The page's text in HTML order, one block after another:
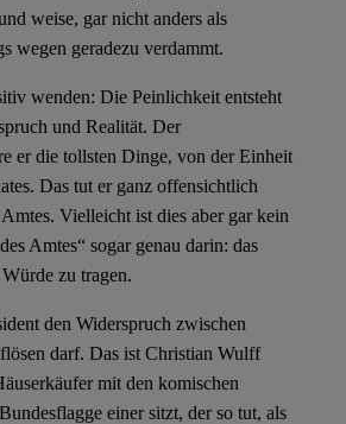
weise, gar nicht anders als
wegen geradezu verdammt.
wenden: Die Peinlichkeit entsteht
und Realität. Der
er die tollsten Dinge, von der Einheit
Das tut er ganz offensichtlich
Vielleicht ist dies aber gar kein
Amtes“ sogar genau darin: das
zu tragen.
den Widerspruch zwischen
darf. Das ist Christian Wulff
mit den komischen
einer sitzt, der so tut, als